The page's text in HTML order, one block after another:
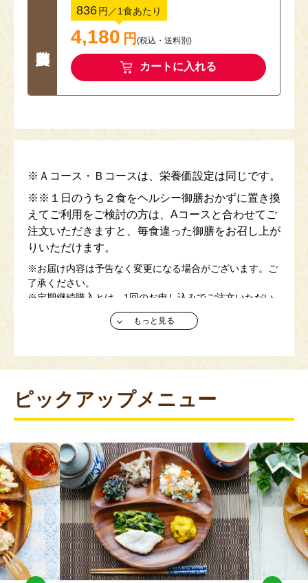
836円 ／1食あたり
4,180 円(税込 ・送料別)
カートに入れる
※Ａコース・Ｂコースは、栄養価設定は同じです。
※※１日のうち２食をヘルシー御膳おかずに置き換
えてご利用をご検討の方は、Aコースと合わせてご
注文いただきますと、毎食違った御膳をお召し上が
りいただけます。
※お届け内容は予告なく変更になる場合がございます。ご
了承ください。
※定期継続購入とは、1回のお申し込みでご注文いただい
た商品を、指定された日に定期的にお届けするサービスで
す。 （3回以上の継続からご利用いただけます。)
今だけの特別メニューをぜひご賞味ください！
(容器の色がピンクの商品です)
もっと見る
ピックアップメニュー